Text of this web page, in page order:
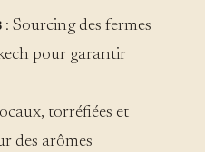
: Sourcing des fermes
pour garantir
torréfiées et
des arômes